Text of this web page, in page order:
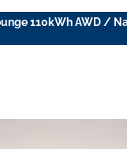
110kWh AWD /